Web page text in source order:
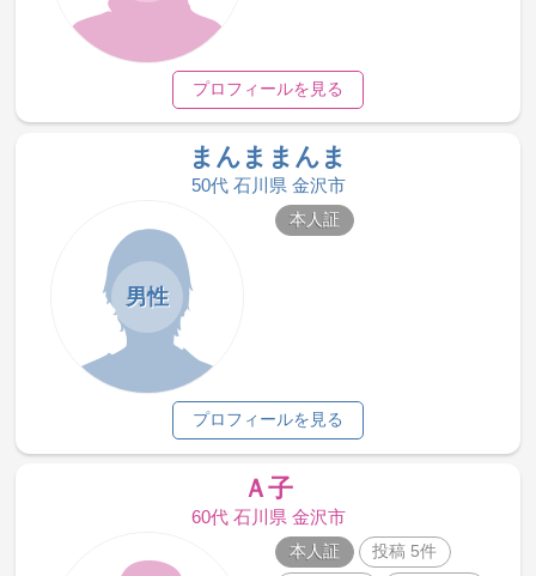
プロフィールを見る
まんままんま
50代 石川県 金沢市
男性
本人証
プロフィールを見る
Ａ子
60代 石川県 金沢市
本人証
投稿 5件